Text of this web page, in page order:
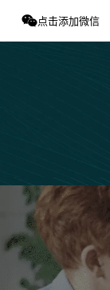
点击添加微信